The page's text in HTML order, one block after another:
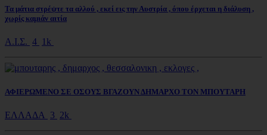
Τα μάτια στρέψτε τα αλλού , εκεί εις την Αυστρία , όπου έρχεται η διάλυση ,
χωρίς καμιάν αιτία
Α.Ι.Σ. 4 1k
ΑΦΙΕΡΩΜΕΝΟ ΣΕ ΟΣΟΥΣ ΒΓΑΖΟΥΝ ΔΗΜΑΡΧΟ ΤΟΝ ΜΠΟΥΤΑΡΗ
ΕΛΛΑΔΑ 3 2k